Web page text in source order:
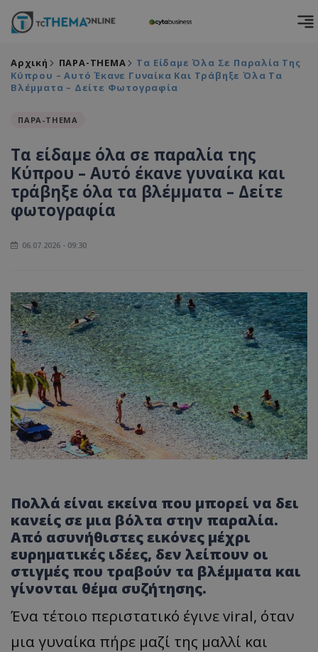
Αρχική ΠΑΡΑ-THEMA
Τα Είδαμε Όλα Σε Παραλία Της
Κύπρου – Αυτό Έκανε Γυναίκα Και Τράβηξε Όλα Τα
Βλέμματα – Δείτε Φωτογραφία
ΠΑΡΑ-THEMA
Τα είδαμε όλα σε παραλία της
Κύπρου – Αυτό έκανε γυναίκα και
τράβηξε όλα τα βλέμματα – Δείτε
φωτογραφία
06.07.2026 - 09:30
Πολλά είναι εκείνα που μπορεί να δει
κανείς σε μια βόλτα στην παραλία.
Από ασυνήθιστες εικόνες μέχρι
ευρηματικές ιδέες, δεν λείπουν οι
στιγμές που τραβούν τα βλέμματα και
γίνονται θέμα συζήτησης.
Ένα τέτοιο περιστατικό έγινε viral, όταν
μια γυναίκα πήρε μαζί της μαλλί και